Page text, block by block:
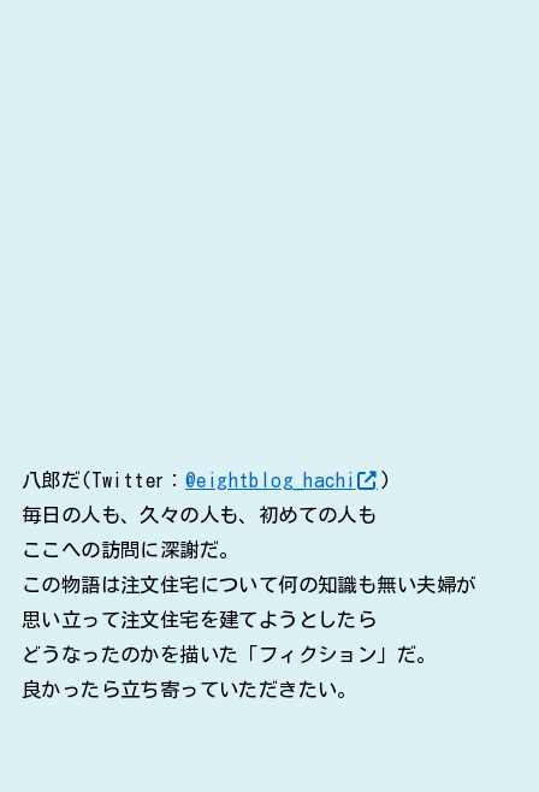
八郎だ(Twitter： @eightblog_hachi
)
毎日の人も、久々の人も、初めての人も
ここへの訪問に深謝だ。
この物語は注文住宅について何の知識も無い夫婦が
思い立って注文住宅を建てようとしたら
どうなったのかを描いた「フィクション」だ。
良かったら立ち寄っていただきたい。